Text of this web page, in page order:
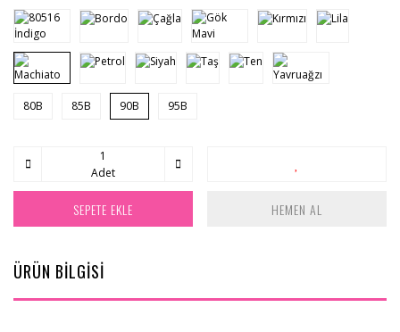
80B 85B 90B 95B
Adet
SEPETE EKLE HEMEN AL
ÜRÜN BİLGİSİ